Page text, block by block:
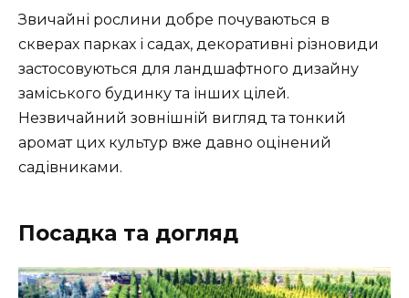
Звичайні рослини добре почуваються в
скверах парках і садах, декоративні різновиди
застосовуються для ландшафтного дизайну
заміського будинку та інших цілей.
Незвичайний зовнішній вигляд та тонкий
аромат цих культур вже давно оцінений
садівниками.
Посадка та догляд